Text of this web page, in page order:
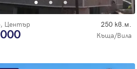
Център 250 кв.м.
Къща/Вила